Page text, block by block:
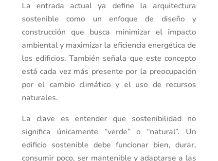
La entrada actual ya define la arquitectura
sostenible como un enfoque de diseño y
construcción que busca minimizar el impacto
ambiental y maximizar la eficiencia energética de
los edificios. También señala que este concepto
está cada vez más presente por la preocupación
por el cambio climático y el uso de recursos
naturales.
La clave es entender que sostenibilidad no
significa únicamente “verde” o “natural”. Un
edificio sostenible debe funcionar bien, durar,
consumir poco, ser mantenible y adaptarse a las